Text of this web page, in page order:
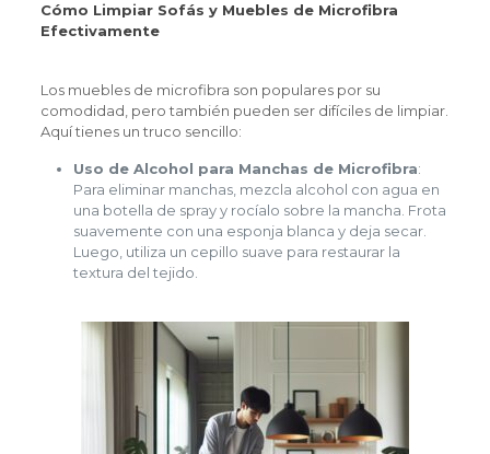
Cómo Limpiar Sofás y Muebles de Microfibra
Efectivamente
Los muebles de microfibra son populares por su
comodidad, pero también pueden ser difíciles de limpiar.
Aquí tienes un truco sencillo:
Uso de Alcohol para Manchas de Microfibra:
Para eliminar manchas, mezcla alcohol con agua en
una botella de spray y rocíalo sobre la mancha. Frota
suavemente con una esponja blanca y deja secar.
Luego, utiliza un cepillo suave para restaurar la
textura del tejido.